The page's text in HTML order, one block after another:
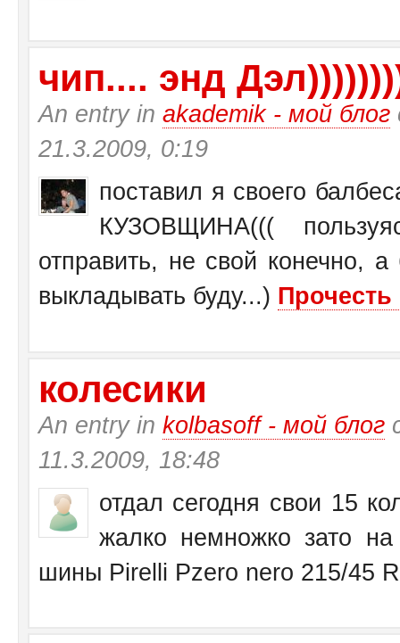
чип.... энд
An entry in akademik - мой блог
21.3.2009, 0:19
поставил я своего
КУЗОВЩИНА(((
отправить, не свой конечно,
выкладывать буду...)
колесики
An entry in kolbasoff - мой блог
11.3.2009, 18:48
отдал сегодня свои 15
жалко немножко зато
шины Pirelli Pzero nero 215/45